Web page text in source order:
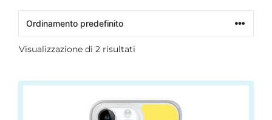
Visualizzazione di 2 risultati
Questo